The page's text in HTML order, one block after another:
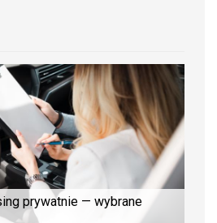
prywatnie — wybrane